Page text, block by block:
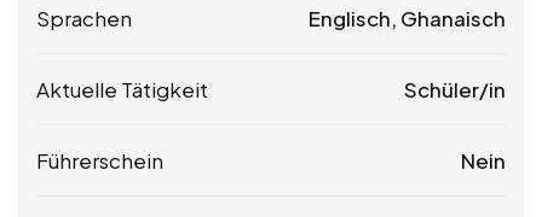
Sprachen Englisch, Ghanaisch
Aktuelle Tätigkeit Schüler/in
Führerschein Nein